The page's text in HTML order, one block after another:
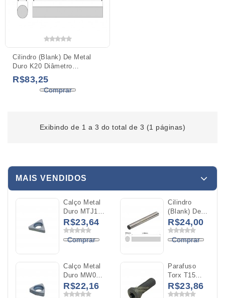
Cilindro (Blank) De Metal
Duro K20 Diâmetro
05x150mm
R$83,25
Comprar
Exibindo de 1 a 3 do total de 3 (1 páginas)
MAIS VENDIDOS
Calço Metal
Duro MTJ16
Para O
Inserto
TNMG 16
R$23,64
Comprar
Cilindro
(Blank) De
Metal Duro
YK20
Diâmetro
R$24,00
Comprar
Calço Metal
Duro MW06
Para O
Inserto
R$22,16
Parafuso
Torx T15
M4X0,5x14mm
R$23,86